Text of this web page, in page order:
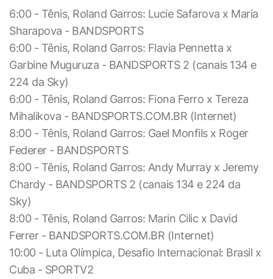
6:00 - Tênis, Roland Garros: Lucie Safarova x Maria
Sharapova - BANDSPORTS
6:00 - Tênis, Roland Garros: Flavia Pennetta x
Garbine Muguruza - BANDSPORTS 2 (canais 134 e
224 da Sky)
6:00 - Tênis, Roland Garros: Fiona Ferro x Tereza
Mihalikova - BANDSPORTS.COM.BR (Internet)
8:00 - Tênis, Roland Garros: Gael Monfils x Roger
Federer - BANDSPORTS
8:00 - Tênis, Roland Garros: Andy Murray x Jeremy
Chardy - BANDSPORTS 2 (canais 134 e 224 da
Sky)
8:00 - Tênis, Roland Garros: Marin Cilic x David
Ferrer - BANDSPORTS.COM.BR (Internet)
10:00 - Luta Olímpica, Desafio Internacional: Brasil x
Cuba - SPORTV2